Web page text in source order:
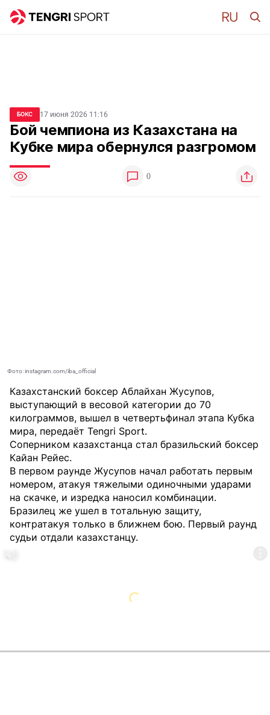
БОКС 17 июня 2026 11:16
Бой чемпиона из Казахстана на
Кубке мира обернулся разгромом
0
Фото: instagram.com/iba_official
Казахстанский боксер Аблайхан Жусупов,
выступающий в весовой категории до 70
килограммов, вышел в четвертьфинал этапа Кубка
мира, передаёт Tengri Sport.
Соперником казахстанца стал бразильский боксер
Кайан Рейес.
В первом раунде Жусупов начал работать первым
номером, атакуя тяжелыми одиночными ударами
на скачке, и изредка наносил комбинации.
Бразилец же ушел в тотальную защиту,
контратакуя только в ближнем бою. Первый раунд
судьи отдали казахстанцу.